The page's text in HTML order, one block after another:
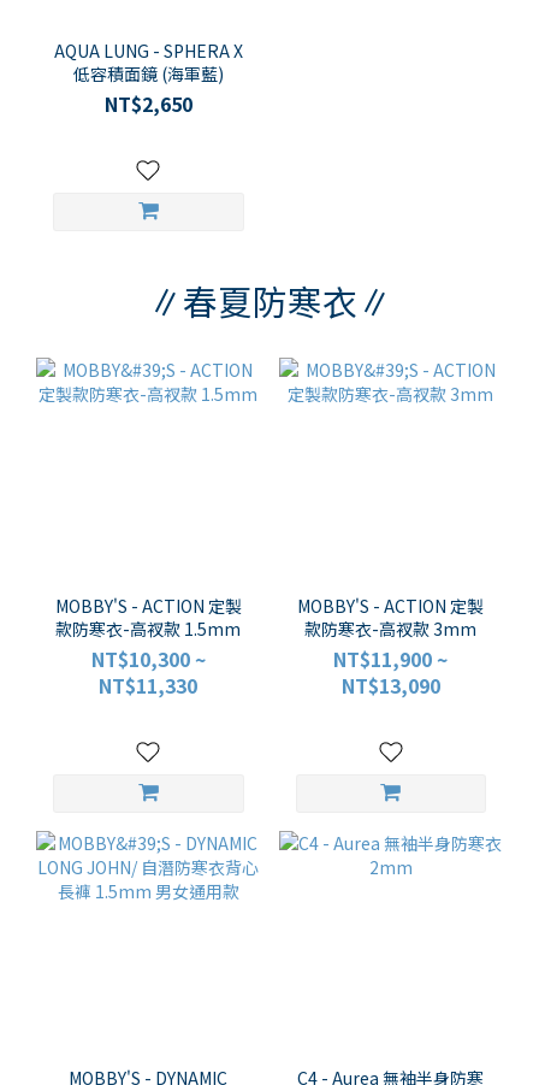
AQUA LUNG - SPHERA X
低容積面鏡 (海軍藍)
NT$2,650
∥春夏防寒衣∥
MOBBY'S - ACTION 定製
款防寒衣-高衩款 1.5mm
NT$10,300 ~
NT$11,330
MOBBY'S - ACTION 定製
款防寒衣-高衩款 3mm
NT$11,900 ~
NT$13,090
MOBBY'S - DYNAMIC
C4 - Aurea 無袖半身防寒